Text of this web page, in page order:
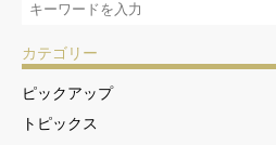
カテゴリー
ピックアップ
トピックス